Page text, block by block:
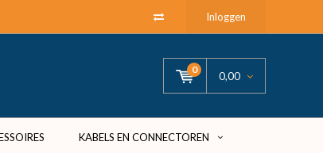
Inloggen
0
0,00
KABELS EN CONNECTOREN